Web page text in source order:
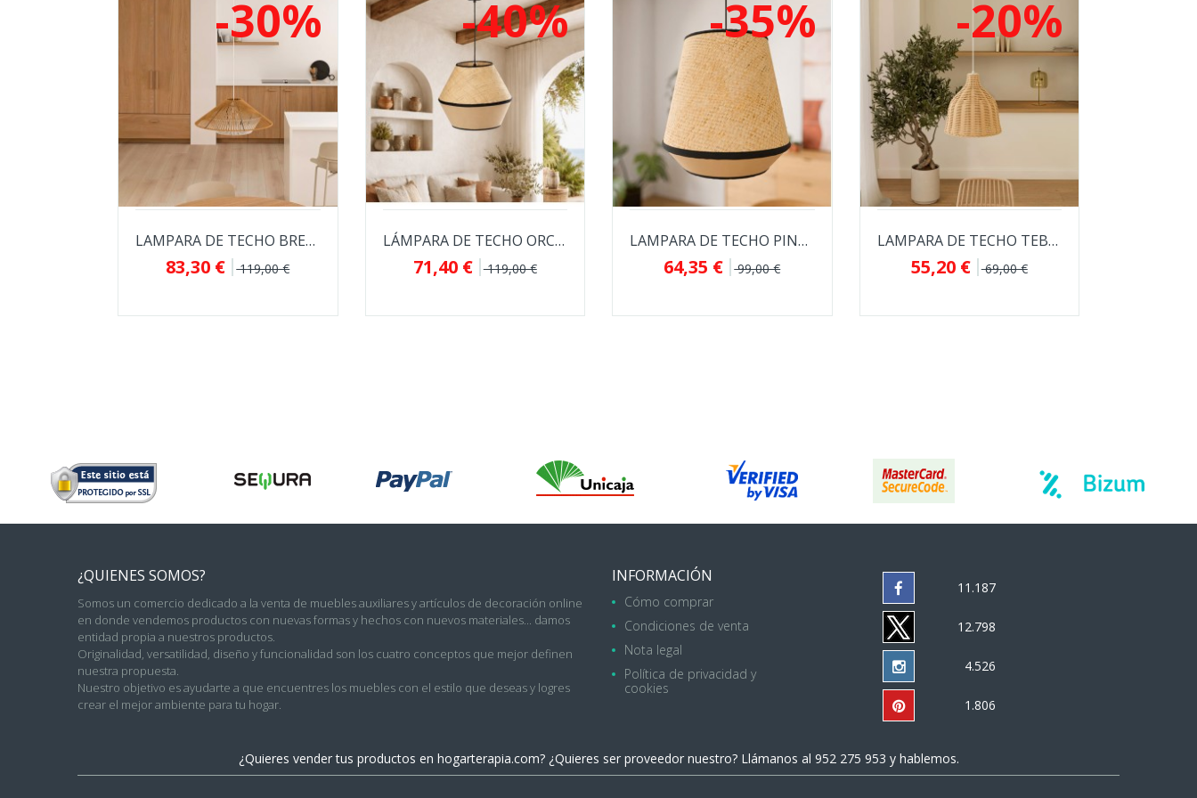
-30%
LAMPARA DE TECHO BRENES DE CUERDA DE CAÑAMO
83,30 € 119,00 €
-40%
LÁMPARA DE TECHO ORCE DE FIBRA NATURAL Y...
71,40 € 119,00 €
-35%
LAMPARA DE TECHO PINET CON PANTALLA DE...
64,35 € 99,00 €
-20%
LAMPARA DE TECHO TEBA CON PANTALLA DE...
55,20 € 69,00 €
¿QUIENES SOMOS?
Somos un comercio dedicado a la venta de muebles auxiliares y artículos de decoración online
en donde vendemos productos con nuevas formas y hechos con nuevos materiales... damos
entidad propia a nuestros productos.
Originalidad, versatilidad, diseño y funcionalidad son los cuatro conceptos que mejor definen
nuestra propuesta.
Nuestro objetivo es ayudarte a que encuentres los muebles con el estilo que deseas y logres
crear el mejor ambiente para tu hogar.
INFORMACIÓN
Cómo comprar
Condiciones de venta
Nota legal
Política de privacidad y
cookies
11.187
12.798
4.526
1.806
¿Quieres vender tus productos en hogarterapia.com? ¿Quieres ser proveedor nuestro? Llámanos al 952 275 953 y hablemos.